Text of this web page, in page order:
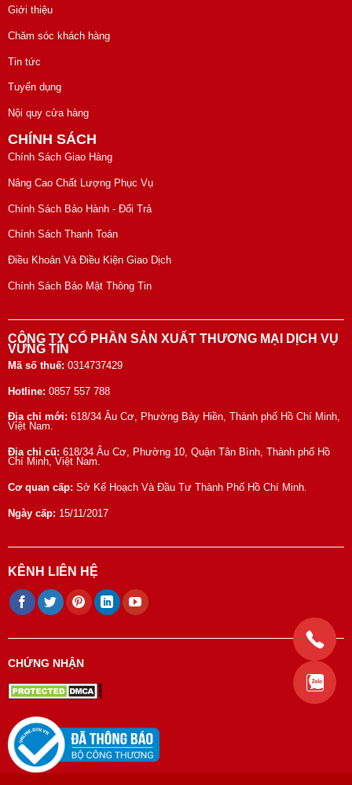
Giới thiệu
Chăm sóc khách hàng
Tin tức
Tuyển dụng
Nội quy cửa hàng
CHÍNH SÁCH
Chính Sách Giao Hàng
Nâng Cao Chất Lượng Phục Vụ
Chính Sách Bảo Hành - Đổi Trả
Chính Sách Thanh Toán
Điều Khoản Và Điều Kiện Giao Dịch
Chính Sách Bảo Mật Thông Tin
CÔNG TY CỔ PHẦN SẢN XUẤT THƯƠNG MẠI DỊCH VỤ
VỮNG TÍN
Mã số thuế: 0314737429
Hotline: 0857 557 788
Địa chỉ mới: 618/34 Âu Cơ, Phường Bảy Hiền, Thành phố Hồ Chí Minh,
Việt Nam.
Địa chỉ cũ: 618/34 Âu Cơ, Phường 10, Quận Tân Bình, Thành phố Hồ
Chí Minh, Việt Nam.
Cơ quan cấp: Sở Kế Hoạch Và Đầu Tư Thành Phố Hồ Chí Minh.
Ngày cấp: 15/11/2017
KÊNH LIÊN HỆ
CHỨNG NHẬN